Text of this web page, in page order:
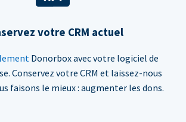
votre CRM actuel
Donorbox avec votre logiciel de
Conservez votre CRM et laissez-nous
faisons le mieux : augmenter les dons.